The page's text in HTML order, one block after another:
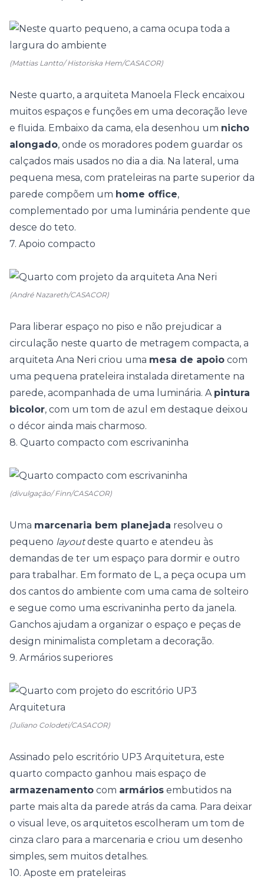
(Mattias Lantto/ Historiska Hem/CASACOR)
Neste quarto, a arquiteta Manoela Fleck encaixou
muitos espaços e funções em uma decoração leve
e fluida. Embaixo da cama, ela desenhou um nicho
alongado, onde os moradores podem guardar os
calçados mais usados no dia a dia. Na lateral, uma
pequena mesa, com prateleiras na parte superior da
parede compõem um home office,
complementado por uma luminária pendente que
desce do teto.
7. Apoio compacto
(André Nazareth/CASACOR)
Para liberar espaço no piso e não prejudicar a
circulação neste quarto de metragem compacta, a
arquiteta Ana Neri criou uma mesa de apoio com
uma pequena prateleira instalada diretamente na
parede, acompanhada de uma luminária. A pintura
bicolor, com um tom de azul em destaque deixou
o décor ainda mais charmoso.
8. Quarto compacto com escrivaninha
(divulgação/ Finn/CASACOR)
Uma marcenaria bem planejada resolveu o
pequeno layoutdeste quarto e atendeu às
demandas de ter um espaço para dormir e outro
para trabalhar. Em formato de L, a peça ocupa um
dos cantos do ambiente com uma cama de solteiro
e segue como uma escrivaninha perto da janela.
Ganchos ajudam a organizar o espaço e peças de
design minimalista completam a decoração.
9. Armários superiores
(Juliano Colodeti/CASACOR)
Assinado pelo escritório UP3 Arquitetura, este
quarto compacto ganhou mais espaço de
armazenamento com armários embutidos na
parte mais alta da parede atrás da cama. Para deixar
o visual leve, os arquitetos escolheram um tom de
cinza claro para a marcenaria e criou um desenho
simples, sem muitos detalhes.
10. Aposte em prateleiras